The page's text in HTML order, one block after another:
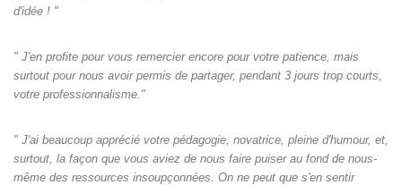
d'idée ! "
" J'en profite pour vous remercier encore pour votre patience, mais
surtout pour nous avoir permis de partager, pendant 3 jours trop courts,
votre professionnalisme."
" J'ai beaucoup apprécié votre pédagogie, novatrice, pleine d'humour, et,
surtout, la façon que vous aviez de nous faire puiser au fond de nous-
même des ressources insoupçonnées. On ne peut que s'en sentir